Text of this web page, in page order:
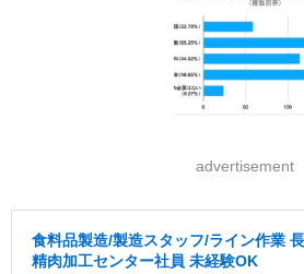
advertisement
食料品製造/製造スタッフ/ライン作業
精肉加工センター社員 未経験OK